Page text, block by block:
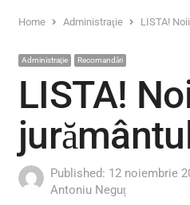
Home Administraţie LISTA!
Administraţie Recomandări
LISTA!
Published: 12 noiembrie
Author
Antoniu Neguț